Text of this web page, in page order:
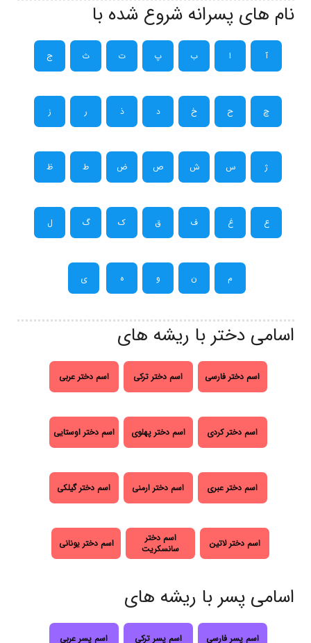
نام های پسرانه شروع شده با
آ ا ب پ ت ث ج
چ ح خ د ذ ر ز
ژ س ش ص ض ط ظ
ع غ ف ق ک گ ل
م ن و ه ی
اسامی دختر با ریشه های
اسم دختر فارسی اسم دختر ترکی اسم دختر عربی
اسم دختر کردی اسم دختر پهلوی اسم دختر اوستایی
اسم دختر عبری اسم دختر ارمنی اسم دختر گیلکی
اسم دختر لاتین
اسم دختر
سانسکریت
اسم دختر یونانی
اسامی پسر با ریشه های
اسم پسر فارسی اسم پسر ترکی اسم پسر عربی